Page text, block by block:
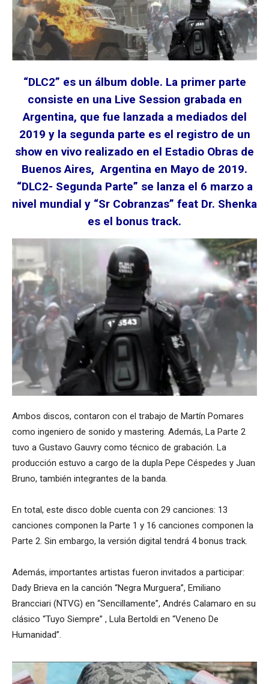
“DLC2” es un álbum doble. La primer parte
consiste en una Live Session grabada en
Argentina, que fue lanzada a mediados del
2019 y la segunda parte es el registro de un
show en vivo realizado en el Estadio Obras de
Buenos Aires, Argentina en Mayo de 2019.
“DLC2- Segunda Parte” se lanza el 6 marzo a
nivel mundial y “Sr Cobranzas” feat Dr. Shenka
es el bonus track.
Ambos discos, contaron con el trabajo de Martín Pomares
como ingeniero de sonido y mastering. Además, La Parte 2
tuvo a Gustavo Gauvry como técnico de grabación. La
producción estuvo a cargo de la dupla Pepe Céspedes y Juan
Bruno, también integrantes de la banda.
En total, este disco doble cuenta con 29 canciones: 13
canciones componen la Parte 1 y 16 canciones componen la
Parte 2. Sin embargo, la versión digital tendrá 4 bonus track.
Además, importantes artistas fueron invitados a participar:
Dady Brieva en la canción “Negra Murguera”, Emiliano
Brancciari (NTVG) en “Sencillamente”, Andrés Calamaro en su
clásico “Tuyo Siempre” , Lula Bertoldi en “Veneno De
Humanidad”.